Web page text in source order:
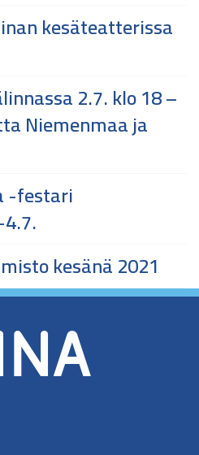
kesäteatterissa
2.7. klo 18 –
Niemenmaa ja
-festari
kesänä 2021